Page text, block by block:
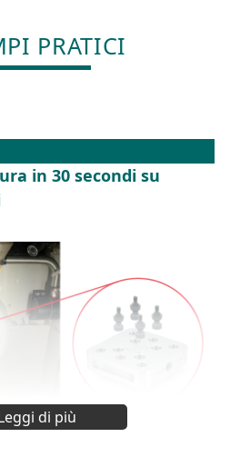
PRATICI
in 30 secondi su